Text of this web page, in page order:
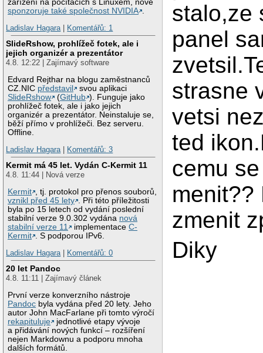
zařízení na počítačích s Linuxem, nově
sponzoruje také společnost NVIDIA
Ladislav Hagara| Komentářů: 1
SlideRshow, prohlížeč fotek, ale i
jejich organizér a prezentátor
4.8. 12:22 | Zajímavý software
Edvard Rejthar na blogu zaměstnanců
CZ.NIC představil
svou aplikaci
SlideRshow
(GitHub ). Funguje jako
prohlížeč fotek, ale i jako jejich
organizér a prezentátor. Neinstaluje se,
běží přímo v prohlížeči. Bez serveru.
Offline.
Ladislav Hagara| Komentářů: 3
Kermit má 45 let. Vydán C-Kermit 11
4.8. 11:44 | Nová verze
Kermit
, tj. protokol pro přenos souborů,
vznikl před 45 lety
. Při této příležitosti
byla po 15 letech od vydání poslední
stabilní verze 9.0.302 vydána nová
stabilní verze 11
implementaceC-
Kermit
. S podporou IPv6.
Ladislav Hagara| Komentářů: 0
20 let Pandoc
4.8. 11:11 | Zajímavý článek
První verze konverzního nástroje
Pandoc byla vydána před 20 lety. Jeho
autor John MacFarlane při tomto výročí
rekapituluje
jednotlivé etapy vývoje
a přidávání nových funkcí – rozšíření
nejen Markdownu a podporu mnoha
dalších formátů.
stalo,ze
panel
strasne
vetsi
ted
cemu
menit??
zmenit
Diky